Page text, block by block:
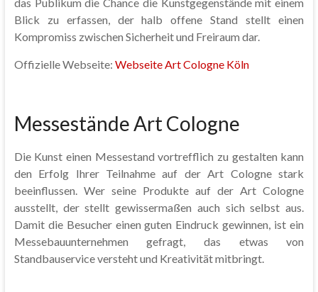
Blick zu erfassen, der halb offene Stand stellt einen
Kompromiss zwischen Sicherheit und Freiraum dar.
Offizielle Webseite: Webseite Art Cologne Köln
Messestände Art Cologne
Die Kunst einen Messestand vortrefflich zu gestalten kann
den Erfolg Ihrer Teilnahme auf der Art Cologne stark
beeinflussen. Wer seine Produkte auf der Art Cologne
ausstellt, der stellt gewissermaßen auch sich selbst aus.
Damit die Besucher einen guten Eindruck gewinnen, ist ein
Messebauunternehmen gefragt, das etwas von
Standbauservice versteht und Kreativität mitbringt.